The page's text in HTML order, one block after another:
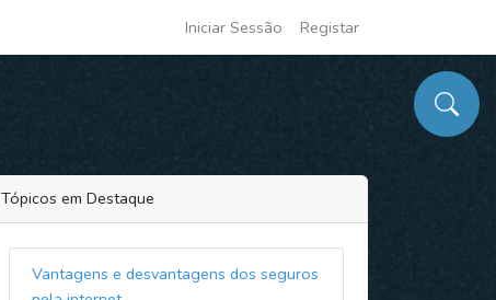
Iniciar Sessão Registar
Tópicos em Destaque
Vantagens e desvantagens dos seguros